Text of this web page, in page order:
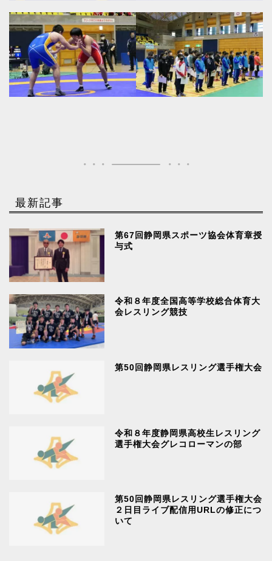
最新記事
第67回静岡県スポーツ協会体育章授
与式
令和８年度全国高等学校総合体育大
会レスリング競技
第50回静岡県レスリング選手権大会
令和８年度静岡県高校生レスリング
選手権大会グレコローマンの部
第50回静岡県レスリング選手権大会
２日目ライブ配信用URLの修正につ
いて